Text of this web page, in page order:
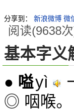
分享到： 新浪微博 微
阅读(9638
基本字义
● 嗌yì
◎ 咽喉。